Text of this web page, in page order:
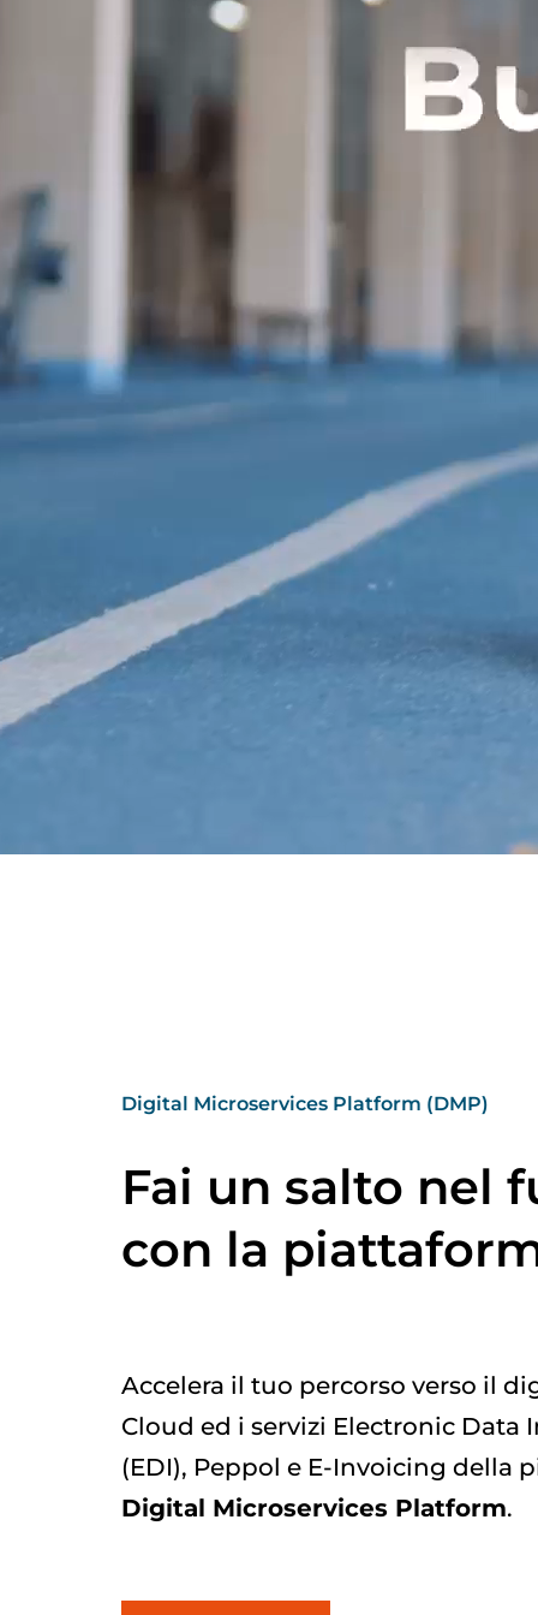
Digital Microservices Platform (DMP)
Fai un salto nel
con la
Accelera il tuo percorso verso il
Cloud ed i servizi Electronic Data
(EDI), Peppol e E-Invoicing della
Digital Microservices Platform.